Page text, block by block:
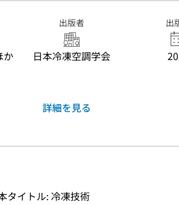
か
出版者
日本冷凍空調学会
出
詳細を見る
タイトル: 冷凍技術